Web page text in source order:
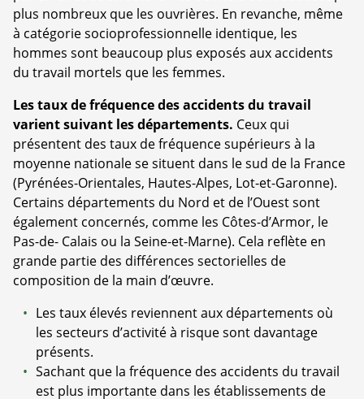
plus nombreux que les ouvrières. En revanche, même
à catégorie socioprofessionnelle identique, les
hommes sont beaucoup plus exposés aux accidents
du travail mortels que les femmes.
Les taux de fréquence des accidents du travail
varient suivant les départements. Ceux qui
présentent des taux de fréquence supérieurs à la
moyenne nationale se situent dans le sud de la France
(Pyrénées-Orientales, Hautes-Alpes, Lot-et-Garonne).
Certains départements du Nord et de l’Ouest sont
également concernés, comme les Côtes-d’Armor, le
Pas-de- Calais ou la Seine-et-Marne). Cela reflète en
grande partie des différences sectorielles de
composition de la main d’œuvre.
Les taux élevés reviennent aux départements où
les secteurs d’activité à risque sont davantage
présents.
Sachant que la fréquence des accidents du travail
est plus importante dans les établissements de